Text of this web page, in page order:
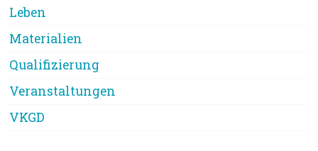
Leben
Materialien
Qualifizierung
Veranstaltungen
VKGD